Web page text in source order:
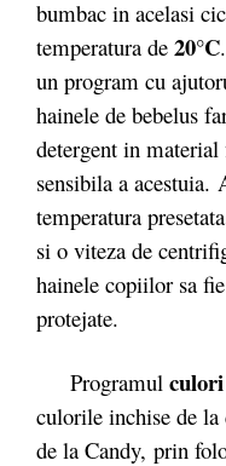
bumbac in acelasi
temperatura de 20°C
un program cu
hainele de bebelus
detergent in
sensibila a acestuia.
temperatura
si o viteza de
hainele copiilor sa
protejate.
Programul
culorile inchise de
de la Candy, prin